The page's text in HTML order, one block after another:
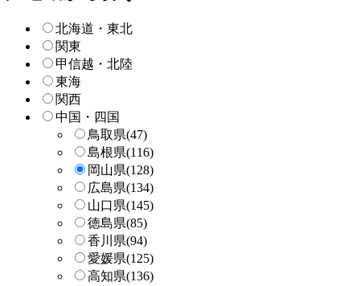
北海道・東北
関東
甲信越・北陸
東海
関西
中国・四国
鳥取県(47)
島根県(116)
岡山県(128)
広島県(134)
山口県(145)
徳島県(85)
香川県(94)
愛媛県(125)
高知県(136)